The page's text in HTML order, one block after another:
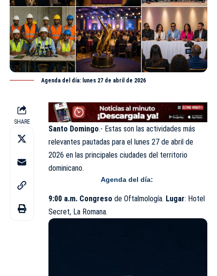
Agenda del día: lunes 27 de abril de 2026
SHARE
Santo Domingo.- Estas son las actividades más
relevantes pautadas para el lunes 27 de abril de
2026 en las principales ciudades del territorio
dominicano.
Agenda del día:
9:00 a.m. Congreso de Oftalmología. Lugar: Hotel
Secret, La Romana.